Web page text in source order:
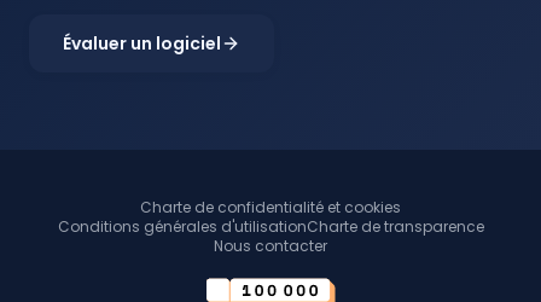
Évaluer un logiciel
Charte de confidentialité et cookies
Conditions générales d'utilisationCharte de transparence
Nous contacter